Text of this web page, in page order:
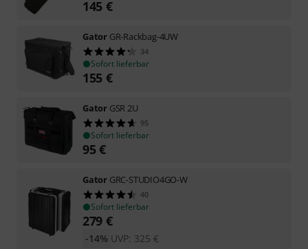
145 €
Gator GR-Rackbag-4UW
34
Sofort lieferbar
155 €
Gator GSR 2U
95
Sofort lieferbar
95€
Gator GRC-STUDIO4GO-W
40
Sofort lieferbar
279 €
UVP: 325 €
-14%